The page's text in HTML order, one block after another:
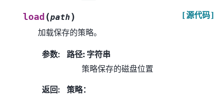
load (path ) [源代码]
加载保存的策略。
参数:
路径: 字符串
策略保存的磁盘位置
返回:
策略：